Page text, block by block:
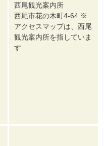
西尾観光案内所
西尾市花の木町4-64 ※
アクセスマップは、西尾
観光案内所を指していま
す